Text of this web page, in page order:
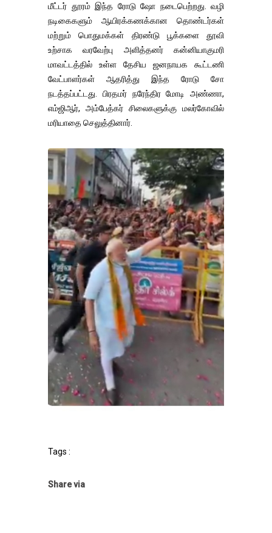
மீட்டர் தூரம் இந்த ரோடு ஷோ நடைபெற்றது. வழி
நடிகைகளும் ஆயிரக்கணக்கான தொண்டர்கள்
மற்றும் பொதுமக்கள் திரண்டு பூக்களை தூவி
உற்சாக வரவேற்பு அளித்தனர் கன்னியாகுமரி
மாவட்டத்தில் உள்ள தேசிய ஜனநாயக கூட்டணி
வேட்பாளர்கள் ஆதரித்து இந்த ரோடு சோ
நடத்தப்பட்டது. பிரதமர் நரேந்திர மோடி அண்ணா,
எம்ஜிஆர், அம்பேத்கர் சிலைகளுக்கு மலர்கோவில்
மரியாதை செலுத்தினார்.
Tags :
Share via